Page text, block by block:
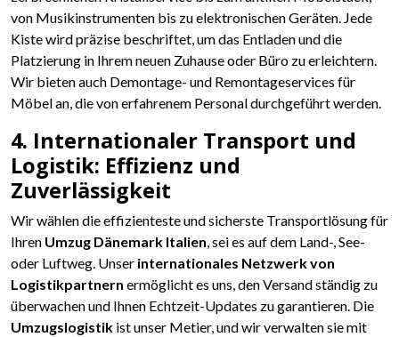
von Musikinstrumenten bis zu elektronischen Geräten. Jede
Kiste wird präzise beschriftet, um das Entladen und die
Platzierung in Ihrem neuen Zuhause oder Büro zu erleichtern.
Wir bieten auch Demontage- und Remontageservices für
Möbel an, die von erfahrenem Personal durchgeführt werden.
4. Internationaler Transport und
Logistik: Effizienz und
Zuverlässigkeit
Wir wählen die effizienteste und sicherste Transportlösung für
Ihren Umzug Dänemark Italien, sei es auf dem Land-, See-
oder Luftweg. Unser internationales Netzwerk von
Logistikpartnern ermöglicht es uns, den Versand ständig zu
überwachen und Ihnen Echtzeit-Updates zu garantieren. Die
Umzugslogistik ist unser Metier, und wir verwalten sie mit